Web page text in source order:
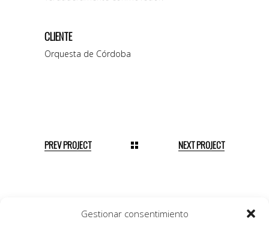
Gestionar consentimiento
CLIENTE
Orquesta de Córdoba
PREV PROJECT NEXT PROJECT